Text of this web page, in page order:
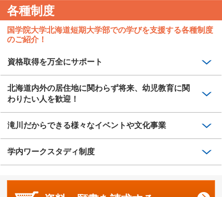
各種制度
国学院大学北海道短期大学部での学びを支援する各種制度
のご紹介！
資格取得を万全にサポート
北海道内外の居住地に関わらず将来、幼児教育に関
わりたい人を歓迎！
滝川だからできる様々なイベントや文化事業
学内ワークスタディ制度